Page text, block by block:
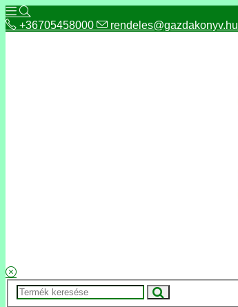
+36705458000 rendeles@gazdakonyv.hu